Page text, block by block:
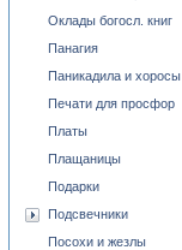
Оклады богосл. книг
Панагия
Паникадила и хоросы
Печати для просфор
Платы
Плащаницы
Подарки
Подсвечники
Посохи и жезлы